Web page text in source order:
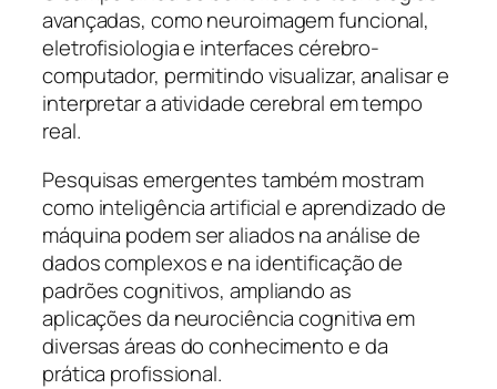
avançadas, como neuroimagem funcional,
eletrofisiologia e interfaces cérebro-
computador, permitindo visualizar, analisar e
interpretar a atividade cerebral em tempo
real.
Pesquisas emergentes também mostram
como inteligência artificial e aprendizado de
máquina podem ser aliados na análise de
dados complexos e na identificação de
padrões cognitivos, ampliando as
aplicações da neurociência cognitiva em
diversas áreas do conhecimento e da
prática profissional.